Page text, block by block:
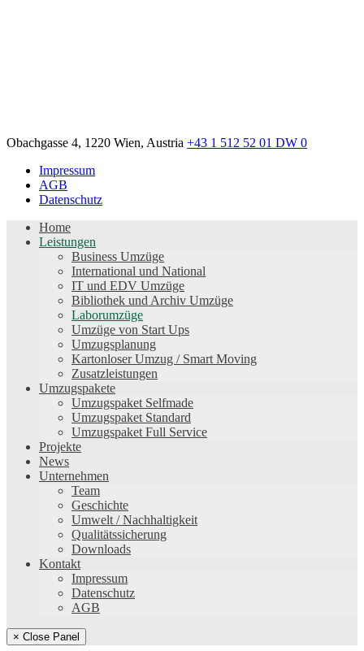
Obachgasse 4, 1220 Wien, Austria +43 1 512 52 01 DW 0
Impressum
AGB
Datenschutz
Home
Leistungen
Business Umzüge
International und National
IT und EDV Umzüge
Bibliothek und Archiv Umzüge
Laborumzüge
Umzüge von Start Ups
Umzugsplanung
Kartonloser Umzug / Smart Moving
Zusatzleistungen
Umzugspakete
Umzugspaket Selfmade
Umzugspaket Standard
Umzugspaket Full Service
Projekte
News
Unternehmen
Team
Geschichte
Umwelt / Nachhaltigkeit
Qualitätssicherung
Downloads
Kontakt
Impressum
Datenschutz
AGB
× Close Panel